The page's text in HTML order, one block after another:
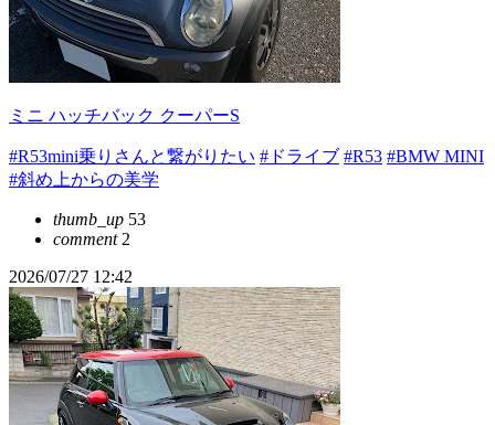
ミニ ハッチバック クーパーS
#R53mini乗りさんと繋がりたい #ドライブ #R53 #BMW MINI
#斜め上からの美学
thumb_up 53
comment2
2026/07/27 12:42